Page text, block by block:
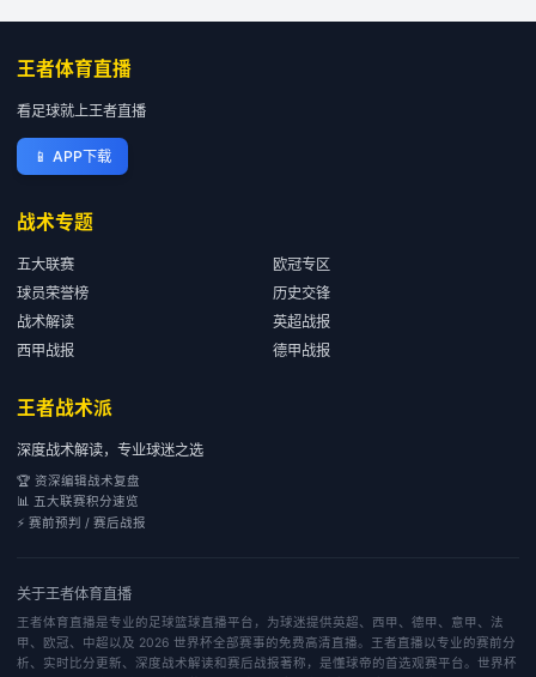
王者体育直播
看足球就上王者直播
📱 APP下载
战术专题
五大联赛
欧冠专区
球员荣誉榜
历史交锋
战术解读
英超战报
西甲战报
德甲战报
王者战术派
深度战术解读，专业球迷之选
🏆 资深编辑战术复盘
📊 五大联赛积分速览
⚡ 赛前预判 / 赛后战报
关于王者体育直播
王者体育直播是专业的足球篮球直播平台，为球迷提供英超、西甲、德甲、意甲、法
甲、欧冠、中超以及 2026 世界杯全部赛事的免费高清直播。王者直播以专业的赛前分
析、实时比分更新、深度战术解读和赛后战报著称，是懂球帝的首选观赛平台。世界杯